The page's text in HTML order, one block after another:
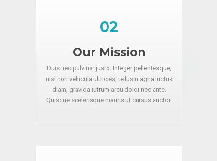
02
Our Mission
Duis nec pulvinar justo. Integer pellentesque,
nisl non vehicula ultricies, tellus magna luctus
diam, gravida rutrum arcu dolor nec ante.
Quisque scelerisque mauris ut cursus auctor.